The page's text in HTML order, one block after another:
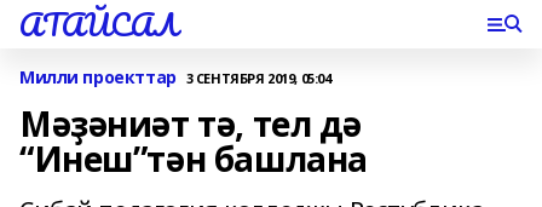
АТАЙСАЛ
Милли проекттар 3 СЕНТЯБРЯ 2019, 05:04
Мәҙәниәт тә, тел дә
“Инеш”тән башлана